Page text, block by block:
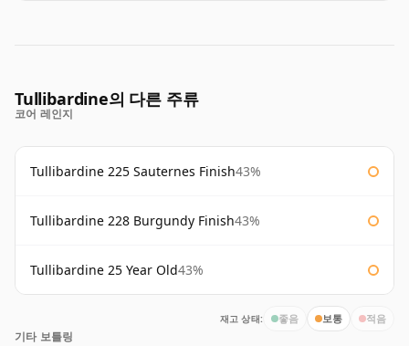
Tullibardine의 다른 주류
코어 레인지
Tullibardine 225 Sauternes Finish43%
Tullibardine 228 Burgundy Finish43%
Tullibardine 25 Year Old43%
재고 상태: 좋음 보통 적음
기타 보틀링